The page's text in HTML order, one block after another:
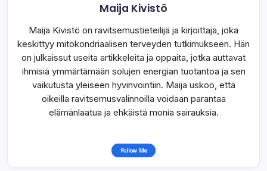
Maija Kivistö
Maija Kivistö on ravitsemustieteilijä ja kirjoittaja, joka
keskittyy mitokondriaalisen terveyden tutkimukseen. Hän
on julkaissut useita artikkeleita ja oppaita, jotka auttavat
ihmisiä ymmärtämään solujen energian tuotantoa ja sen
vaikutusta yleiseen hyvinvointiin. Maija uskoo, että
oikeilla ravitsemusvalinnoilla voidaan parantaa
elämänlaatua ja ehkäistä monia sairauksia.
Follow Me